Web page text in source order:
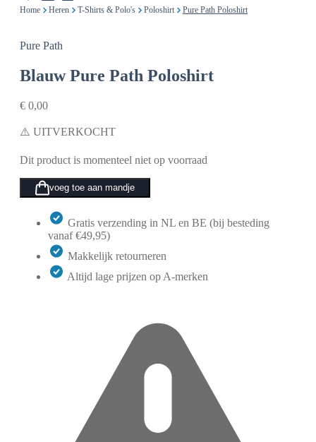
Home Heren T-Shirts & Polo's Poloshirt Pure Path Poloshirt
Pure Path
Blauw Pure Path Poloshirt
€ 0,00
⚠️ UITVERKOCHT
Dit product is momenteel niet op voorraad
voeg toe aan mandje
Gratis verzending in NL en BE (bij besteding
vanaf €49,95)
Makkelijk retourneren
Altijd lage prijzen op A-merken